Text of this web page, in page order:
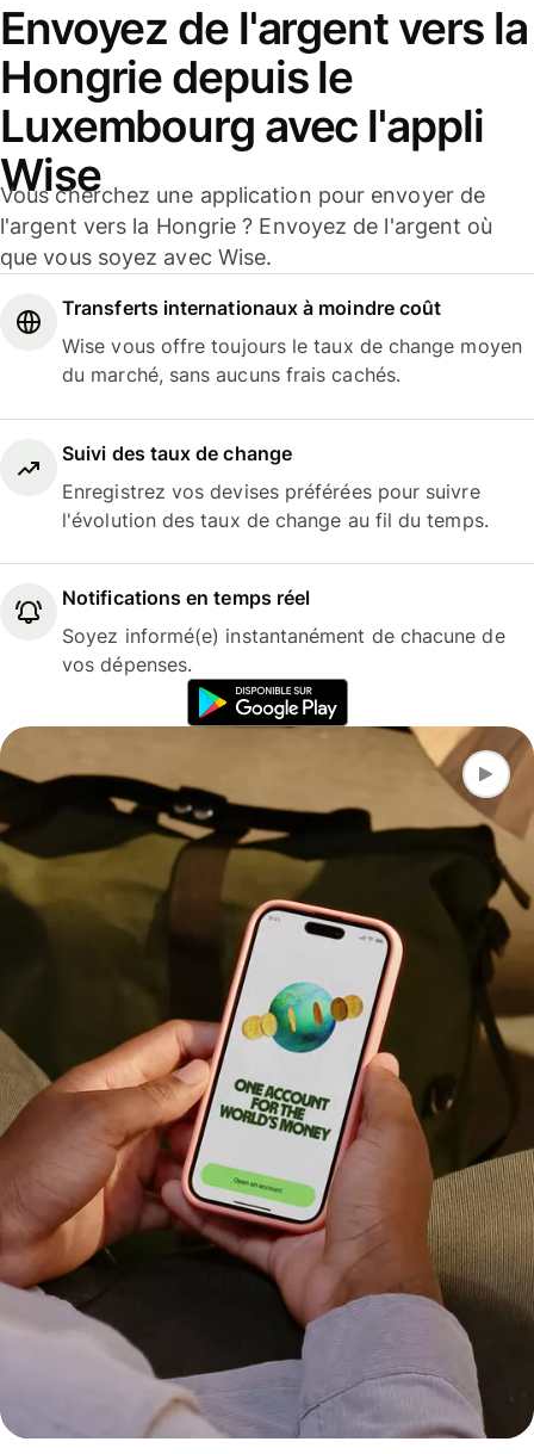
Envoyez de l'argent vers la
Hongrie depuis le
Luxembourg avec l'appli
Wise
Vous cherchez une application pour envoyer de
l'argent vers la Hongrie ? Envoyez de l'argent où
que vous soyez avec Wise.
Transferts internationaux à moindre coût
Wise vous offre toujours le taux de change moyen
du marché, sans aucuns frais cachés.
Suivi des taux de change
Enregistrez vos devises préférées pour suivre
l'évolution des taux de change au fil du temps.
Notifications en temps réel
Soyez informé(e) instantanément de chacune de
vos dépenses.